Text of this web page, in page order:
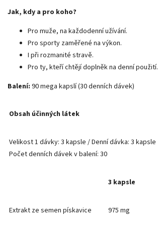
Jak, kdy a pro koho?
Pro muže, na každodenní užívání.
Pro sporty zaměřené na výkon.
I při rozmanité stravě.
Pro ty, kteří chtějí doplněk na denní použití.
Balení: 90 mega kapslí (30 denních dávek)
Obsah účinných látek
Velikost 1 dávky: 3 kapsle / Denní dávka: 3 kapsle
Počet denních dávek v balení: 30
3 kapsle
Extrakt ze semen pískavice 975 mg